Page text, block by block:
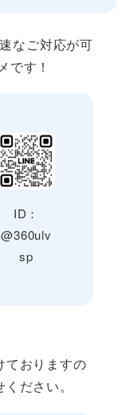
なご対応が可
です！
ID：
@360ulv
sp
ておりますの
ださい。